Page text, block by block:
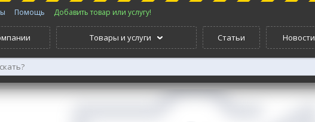
Помощь Добавить товар или услугу!
Товары и услуги Статьи Новости